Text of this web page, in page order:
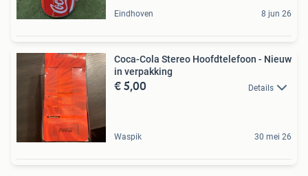
Eindhoven 8 jun 26
Coca-Cola Stereo Hoofdtelefoon - Nieuw
in verpakking
€ 5,00 Details
Waspik 30 mei 26